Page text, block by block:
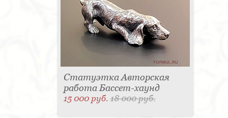
Статуэтка Авторская
работа Бассет-хаунд
15 000 руб.18 000 руб.